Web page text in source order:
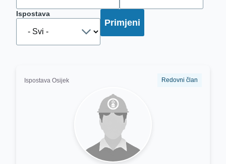
Ispostava
Ispostava Osijek Redovni član